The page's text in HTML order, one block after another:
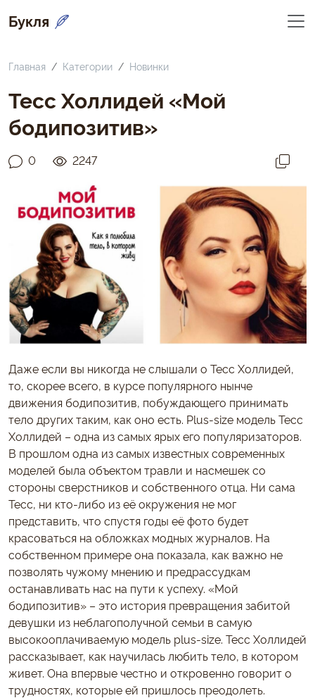
Букля
Главная Категории Новинки
Тесс Холлидей «Мой
бодипозитив»
0 2247
Даже если вы никогда не слышали о Тесс Холлидей,
то, скорее всего, в курсе популярного нынче
движения бодипозитив, побуждающего принимать
тело других таким, как оно есть. Plus-size модель Тесс
Холлидей – одна из самых ярых его популяризаторов.
В прошлом одна из самых известных современных
моделей была объектом травли и насмешек со
стороны сверстников и собственного отца. Ни сама
Тесс, ни кто-либо из её окружения не мог
представить, что спустя годы её фото будет
красоваться на обложках модных журналов. На
собственном примере она показала, как важно не
позволять чужому мнению и предрассудкам
останавливать нас на пути к успеху. «Мой
бодипозитив» – это история превращения забитой
девушки из неблагополучной семьи в самую
высокооплачиваемую модель plus-size. Тесс Холлидей
рассказывает, как научилась любить тело, в котором
живет. Она впервые честно и откровенно говорит о
трудностях, которые ей пришлось преодолеть.